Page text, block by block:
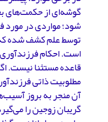
گوشه‌ای از حکمت‌های
شود؛ مواردی در مورد
توسط علم کشف شده
است. احکام
قاعده مستثنا نیست.
مطلوبیت ذاتی
آن منجر به بروز
گریبان زوجین را